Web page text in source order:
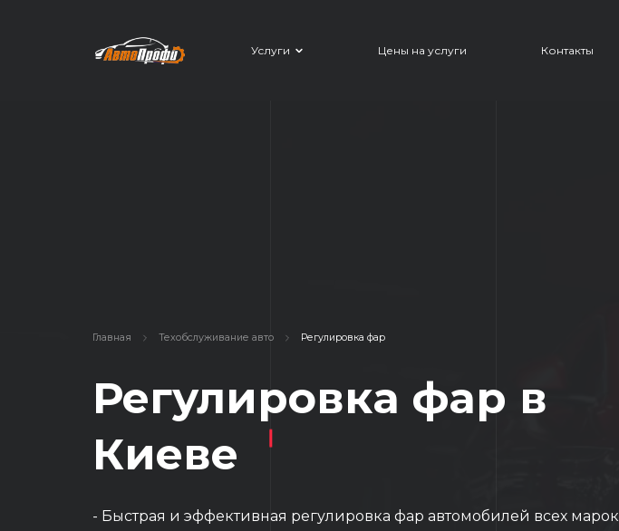
Услуги Цены на услуги Контакты
Главная Техобслуживание авто Регулировка фар
Регулировка фар в
Киеве
- Быстрая и эффективная регулировка фар автомобилей всех марок